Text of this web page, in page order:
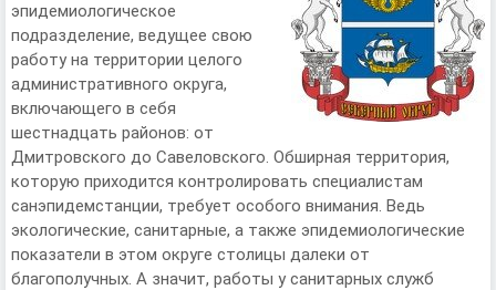
эпидемиологическое
подразделение, ведущее свою
работу на территории целого
административного округа,
включающего в себя
шестнадцать районов: от
Дмитровского до Савеловского. Обширная территория,
которую приходится контролировать специалистам
санэпидемстанции, требует особого внимания. Ведь
экологические, санитарные, а также эпидемиологические
показатели в этом округе столицы далеки от
благополучных. А значит, работы у санитарных служб